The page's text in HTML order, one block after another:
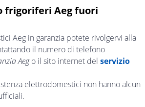
frigoriferi Aeg fuori
Aeg in garanzia potete rivolgervi alla
il numero di telefono
Aego il sito internet del servizio
elettrodomestici non hanno alcun